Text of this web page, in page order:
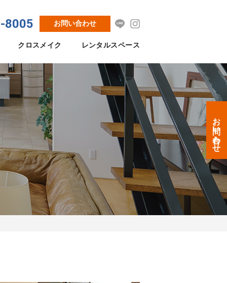
8005 お問い合わせ
クロスメイク レンタルスペース
お問い合わせ